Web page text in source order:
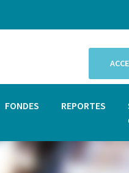
FONDES REPORTES